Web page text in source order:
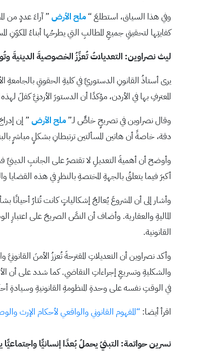
وفي هذا السياق، استطلعَ “ملح الأرض ” آراءَ عددٍ من
كفايتِها لتحقيقِ جميعِ المطالبِ التي يطرحُها أبناءُ المكوّنِ
ليث نصراوين: التعديلاتُ تُعزِّزُ الخصوصيةَ الدينيةَ
يرى أستاذُ القانونِ الدستوريِّ في كليةِ الحقوقِ بالجامعةِ
المعترفِ بها في الأردن، مؤكدًا أن الدستورَ الأردنيَّ
وقال نصراوين في تصريحٍ خاصٍّ لـ”ملح الأرض ” إن
دقة، خاصةً أن هاتين المسألتين ترتبطانِ بشكلٍ مباشرٍ
وأوضح أن أهميةَ التعديلِ لا تقتصرُ على الجانبِ الدينيِّ
أكبرَ فيما يتعلقُ بالجهةِ المختصةِ بالنظرِ في هذه القضايا
وأشار إلى أن المشروعَ يُعالجُ إشكالياتٍ كانت تُثارُ أحيانًا
الماليةِ والعقارية. وأضاف أن النصَّ الصريحَ على
القانونية.
وأكد نصراوين أن التعديلاتِ المقترحةَ تُعززُ الأمنَ
والشكليةِ وتسريعِ إجراءاتِ التقاضي. كما شدد على أن
في الوقتِ نفسه على وحدةِ المنظومةِ القانونيةِ وسيادةِ
اقرأ أيضا: “المفهوم القانوني والواقعي لأحكام الإرث
نسرين حواتمة: التبنيُ يحملُ بُعدًا إنسانيًّا